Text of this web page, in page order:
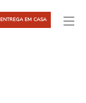
ENTREGA EM CASA